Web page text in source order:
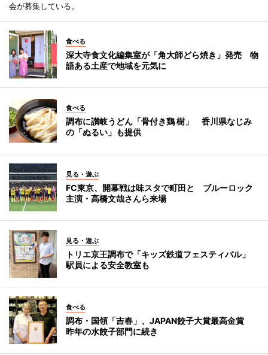
会が募集している。
食べる
深大寺食文化編集室が「角大師どら焼き」発売 物
語ある土産で地域を元気に
食べる
調布に讃岐うどん「骨付き鶏 樹」 香川県なじみ
の「ぬるい」も提供
見る・遊ぶ
FC東京、開幕戦は味スタで町田と ブルーロック
主演・高橋文哉さんら来場
見る・遊ぶ
トリエ京王調布で「キッズ鉄道フェスティバル」
駅員による安全教室も
食べる
調布・国領「吉春」、JAPAN餃子大賞最高金賞
昨年の水餃子部門に続き